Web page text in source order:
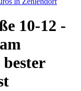
10-12 -